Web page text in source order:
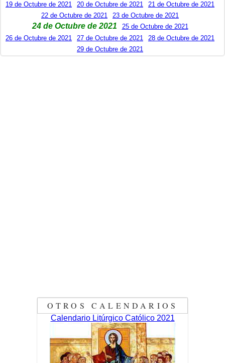
19 de Octubre de 2021 20 de Octubre de 2021
21 de Octubre de 2021
22 de Octubre de 2021
23 de Octubre de 2021
24 de Octubre de 2021
25 de Octubre de 2021
26 de Octubre de 2021
27 de Octubre de 2021
28 de Octubre de 2021
29 de Octubre de 2021
OTROS CALENDARIOS
Calendario Litúrgico Católico 2021